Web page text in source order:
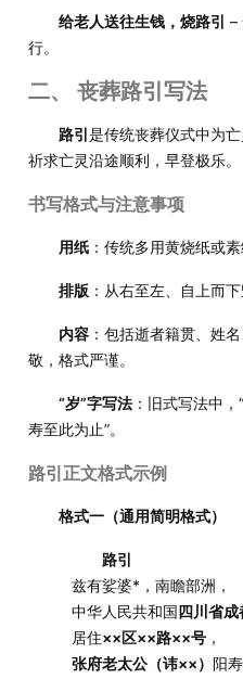
给老人送往生钱，烧路引 –
行。
二、 丧葬路引写法
路引是传统丧葬仪式中为
祈求亡灵沿途顺利，早登极乐。
书写格式与注意事项
用纸 ：传统多用黄烧纸或素
排版 ：从右至左、自上而下
内容 ：包括逝者籍贯、姓
敬，格式严谨。
“岁”字写法 ：旧式写法中，
寿至此为止”。
路引正文格式示例
格式一（通用简明格式）
路引
兹有娑婆*，南瞻部洲，
中华人民共和国四川省成
居住××区××路××号 ，
张府老太公（讳××）阳